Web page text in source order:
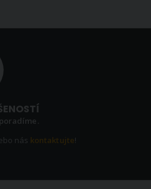
nás kontaktujte!